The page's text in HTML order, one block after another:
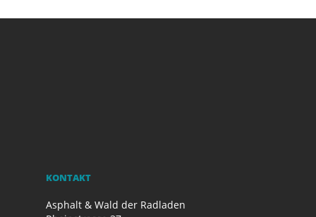
KONTAKT
Asphalt & Wald der Radladen